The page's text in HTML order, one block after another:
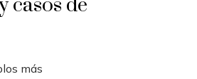
casos de
más